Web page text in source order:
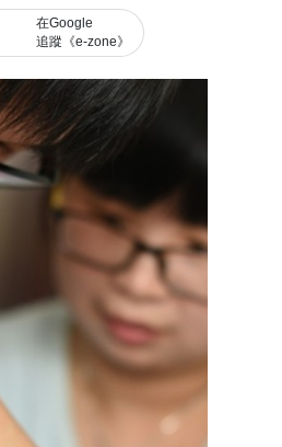
在Google
追蹤《e-zone》